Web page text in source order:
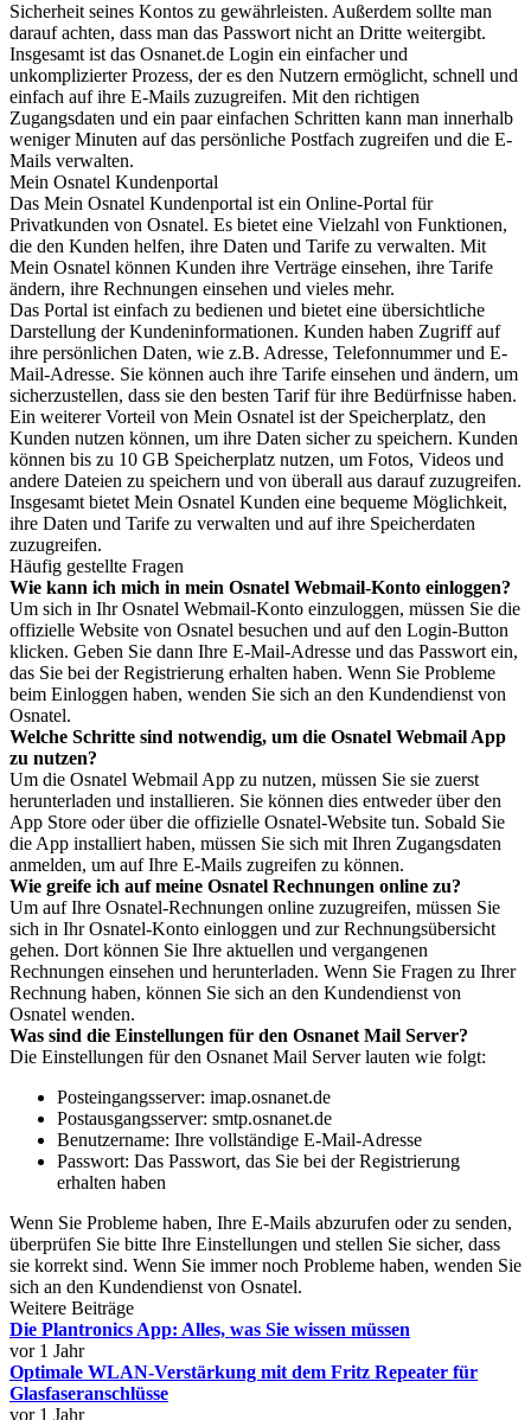
Sicherheit seines Kontos zu gewährleisten. Außerdem sollte man
darauf achten, dass man das Passwort nicht an Dritte weitergibt.
Insgesamt ist das Osnanet.de Login ein einfacher und
unkomplizierter Prozess, der es den Nutzern ermöglicht, schnell und
einfach auf ihre E-Mails zuzugreifen. Mit den richtigen
Zugangsdaten und ein paar einfachen Schritten kann man innerhalb
weniger Minuten auf das persönliche Postfach zugreifen und die E-
Mails verwalten.
Mein Osnatel Kundenportal
Das Mein Osnatel Kundenportal ist ein Online-Portal für
Privatkunden von Osnatel. Es bietet eine Vielzahl von Funktionen,
die den Kunden helfen, ihre Daten und Tarife zu verwalten. Mit
Mein Osnatel können Kunden ihre Verträge einsehen, ihre Tarife
ändern, ihre Rechnungen einsehen und vieles mehr.
Das Portal ist einfach zu bedienen und bietet eine übersichtliche
Darstellung der Kundeninformationen. Kunden haben Zugriff auf
ihre persönlichen Daten, wie z.B. Adresse, Telefonnummer und E-
Mail-Adresse. Sie können auch ihre Tarife einsehen und ändern, um
sicherzustellen, dass sie den besten Tarif für ihre Bedürfnisse haben.
Ein weiterer Vorteil von Mein Osnatel ist der Speicherplatz, den
Kunden nutzen können, um ihre Daten sicher zu speichern. Kunden
können bis zu 10 GB Speicherplatz nutzen, um Fotos, Videos und
andere Dateien zu speichern und von überall aus darauf zuzugreifen.
Insgesamt bietet Mein Osnatel Kunden eine bequeme Möglichkeit,
ihre Daten und Tarife zu verwalten und auf ihre Speicherdaten
zuzugreifen.
Häufig gestellte Fragen
Wie kann ich mich in mein Osnatel Webmail-Konto einloggen?
Um sich in Ihr Osnatel Webmail-Konto einzuloggen, müssen Sie die
offizielle Website von Osnatel besuchen und auf den Login-Button
klicken. Geben Sie dann Ihre E-Mail-Adresse und das Passwort ein,
das Sie bei der Registrierung erhalten haben. Wenn Sie Probleme
beim Einloggen haben, wenden Sie sich an den Kundendienst von
Osnatel.
Welche Schritte sind notwendig, um die Osnatel Webmail App
zu nutzen?
Um die Osnatel Webmail App zu nutzen, müssen Sie sie zuerst
herunterladen und installieren. Sie können dies entweder über den
App Store oder über die offizielle Osnatel-Website tun. Sobald Sie
die App installiert haben, müssen Sie sich mit Ihren Zugangsdaten
anmelden, um auf Ihre E-Mails zugreifen zu können.
Wie greife ich auf meine Osnatel Rechnungen online zu?
Um auf Ihre Osnatel-Rechnungen online zuzugreifen, müssen Sie
sich in Ihr Osnatel-Konto einloggen und zur Rechnungsübersicht
gehen. Dort können Sie Ihre aktuellen und vergangenen
Rechnungen einsehen und herunterladen. Wenn Sie Fragen zu Ihrer
Rechnung haben, können Sie sich an den Kundendienst von
Osnatel wenden.
Was sind die Einstellungen für den Osnanet Mail Server?
Die Einstellungen für den Osnanet Mail Server lauten wie folgt:
Posteingangsserver: imap.osnanet.de
Postausgangsserver: smtp.osnanet.de
Benutzername: Ihre vollständige E-Mail-Adresse
Passwort: Das Passwort, das Sie bei der Registrierung
erhalten haben
Wenn Sie Probleme haben, Ihre E-Mails abzurufen oder zu senden,
überprüfen Sie bitte Ihre Einstellungen und stellen Sie sicher, dass
sie korrekt sind. Wenn Sie immer noch Probleme haben, wenden Sie
sich an den Kundendienst von Osnatel.
Weitere Beiträge
Die Plantronics App: Alles, was Sie wissen müssen
vor 1 Jahr
Optimale WLAN-Verstärkung mit dem Fritz Repeater für
Glasfaseranschlüsse
vor 1 Jahr